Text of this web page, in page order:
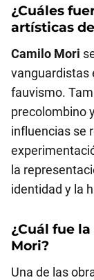
¿Cuáles
artísticas de
Camilo Mori
vanguardistas
fauvismo.
precolombino
influencias se
la
identidad y la
¿Cuál fue
Mori?
Una de las